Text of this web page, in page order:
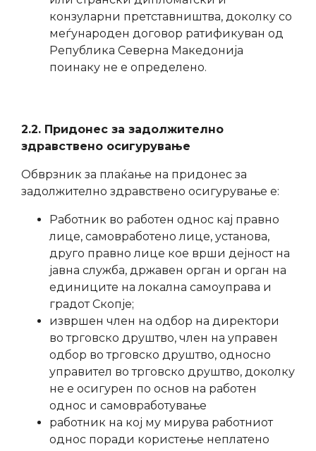
конзуларни претставништва, доколку со
меѓународен договор ратификуван од
Република Северна Македонија
поинаку не е определено.
2.2. Придонес за задолжително
здравствено осигурување
Обврзник за плаќање на придонес за
задолжително здравствено осигурување е:
Работник во работен однос кај правно
лице, самовработено лице, установа,
друго правно лице кое врши дејност на
јавна служба, државен орган и орган на
единиците на локална самоуправа и
градот Скопје;
извршен член на одбор на директори
во трговско друштво, член на управен
одбор во трговско друштво, односно
управител во трговско друштво, доколку
не е осигурен по основ на работен
однос и самовработување
работник на кој му мирува работниот
однос поради користење неплатено